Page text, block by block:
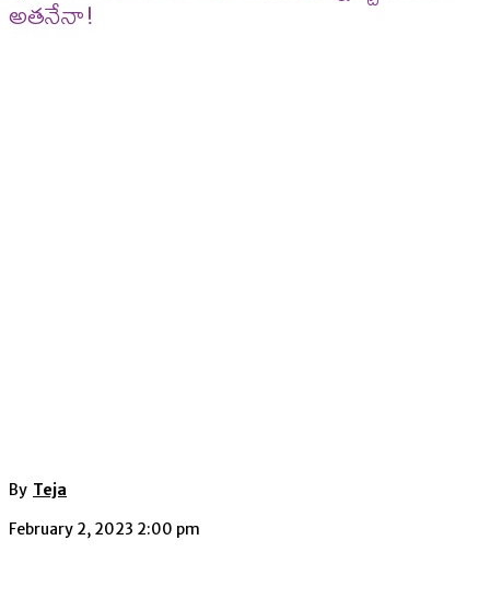
అతనేనా!
By Teja
February 2, 2023 2:00 pm